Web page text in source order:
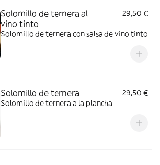
Solomillo de ternera al
vino tinto
29,50 €
Solomillo de ternera con salsa de vino tinto
Solomillo de ternera
29,50 €
Solomillo de ternera a la plancha